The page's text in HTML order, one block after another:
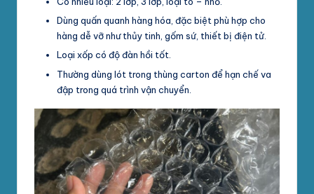
Dùng quấn quanh hàng hóa, đặc biệt phù hợp cho
hàng dễ vỡ như thủy tinh, gốm sứ, thiết bị điện tử.
Loại xốp có độ đàn hồi tốt.
Thường dùng lót trong thùng carton để hạn chế va
đập trong quá trình vận chuyển.